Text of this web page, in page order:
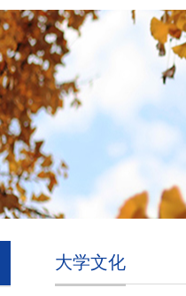
大学文化